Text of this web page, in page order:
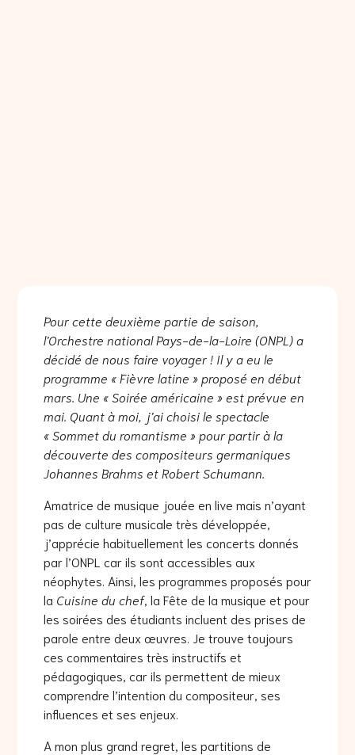
Pour cette deuxième partie de saison,
l’Orchestre national Pays-de-la-Loire (ONPL) a
décidé de nous faire voyager ! Il y a eu le
programme « Fièvre latine » proposé en début
mars. Une « Soirée américaine » est prévue en
mai. Quant à moi, j’ai choisi le spectacle
« Sommet du romantisme » pour partir à la
découverte des compositeurs germaniques
Johannes Brahms et Robert Schumann.
Amatrice de musique jouée en live mais n’ayant
pas de culture musicale très développée,
j’apprécie habituellement les concerts donnés
par l’ONPL car ils sont accessibles aux
néophytes. Ainsi, les programmes proposés pour
la Cuisine du chef, la Fête de la musique et pour
les soirées des étudiants incluent des prises de
parole entre deux œuvres. Je trouve toujours
ces commentaires très instructifs et
pédagogiques, car ils permettent de mieux
comprendre l’intention du compositeur, ses
influences et ses enjeux.
A mon plus grand regret, les partitions de